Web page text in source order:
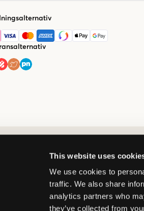
This website uses
We use cookies to
traffic. We also share
analytics partners who
they’ve collected from